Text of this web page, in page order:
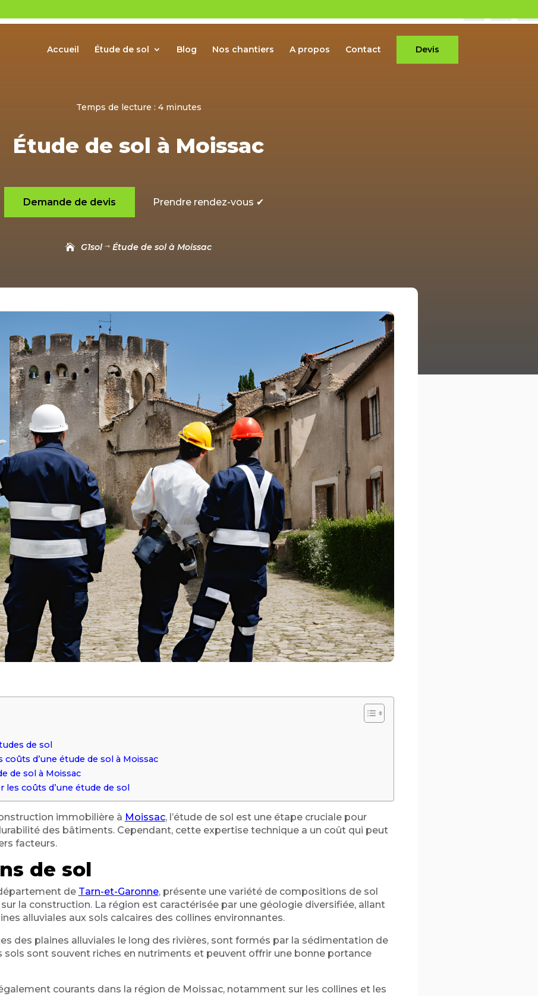
Accueil Étude de sol Blog Nos chantiers A propos Contact Devis
Temps de lecture : 4 minutes
Étude de sol à Moissac
Demande de devis Prendre rendez-vous ✔
G1sol $ Étude de sol à Moissac
de sol
d’une étude de sol à Moissac
de sol à Moissac
coûts d’une étude de sol
immobilière à Moissac, l’étude de sol est une étape cruciale pour
des bâtiments. Cependant, cette expertise technique a un coût qui peut
facteurs.
de sol
de Tarn-et-Garonne, présente une variété de compositions de sol
la construction. La région est caractérisée par une géologie diversifiée, allant
alluviales aux sols calcaires des collines environnantes.
des plaines alluviales le long des rivières, sont formés par la sédimentation de
sols sont souvent riches en nutriments et peuvent offrir une bonne portance
courants dans la région de Moissac, notamment sur les collines et les